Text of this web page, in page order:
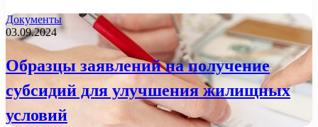
Документы
03.09.2024
Образцы заявлений на получение
субсидий для улучшения жилищных
условий